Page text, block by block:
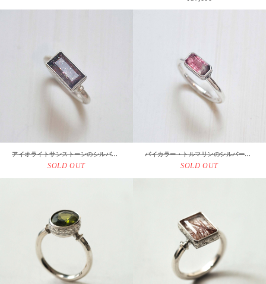
SOLD OUT
アイオライトサンストーンのシルバーリング
SOLD OUT
バイカラー・トルマリンのシルバーリング